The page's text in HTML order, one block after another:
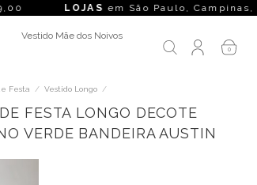
em São Paulo, Campinas, Rio de
Vestido Mãe dos Noivos
0
Festa / Vestido Longo /
FESTA LONGO DECOTE
VERDE BANDEIRA AUSTIN